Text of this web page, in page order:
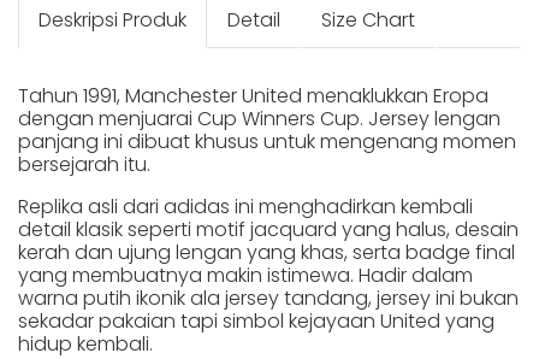
Deskripsi Produk Detail Size Chart
Tahun 1991, Manchester United menaklukkan Eropa
dengan menjuarai Cup Winners Cup. Jersey lengan
panjang ini dibuat khusus untuk mengenang momen
bersejarah itu.
Replika asli dari adidas ini menghadirkan kembali
detail klasik seperti motif jacquard yang halus, desain
kerah dan ujung lengan yang khas, serta badge final
yang membuatnya makin istimewa. Hadir dalam
warna putih ikonik ala jersey tandang, jersey ini bukan
sekadar pakaian tapi simbol kejayaan United yang
hidup kembali.